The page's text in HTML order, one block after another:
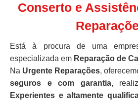
Conserto e
Está à procura de uma
especializada em Reparação de
Na Urgente Reparações,
seguros e com garantia,
Experientes e altamente